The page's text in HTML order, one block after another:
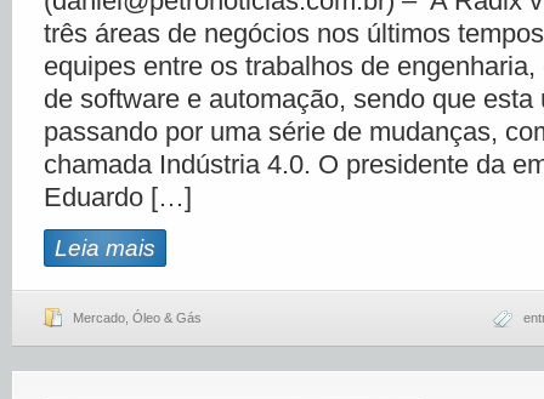
três áreas de negócios nos últimos
equipes entre os trabalhos de
de software e automação, sendo que
passando por uma série de mudanças,
chamada Indústria 4.0. O presidente da
Eduardo […]
Leia mais
Mercado Óleo & Gás